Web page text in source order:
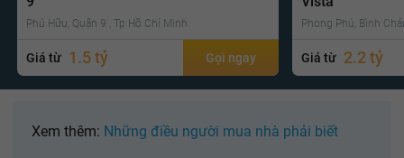
Phú Hữu, Quận 9 , Tp Hồ Chí Minh
Giá từ 1.5 tỷ Gọi ngay
Phong Phú, Bình
Giá từ 2.2 tỷ
Xem thêm: Những điều người mua nhà phải biết